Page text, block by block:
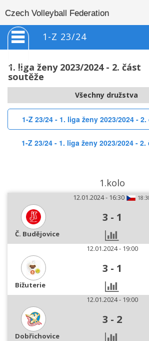
Czech Volleyball Federation
1-Z 23/24
1. liga ženy 2023/2024 - 2. část
soutěže
1-Z 23/24 - 1. liga ženy 2023/2024 -
1-Z 23/24 - 1. liga ženy 2023/2024 -
1.kolo
12.01.2024 - 16:30
3 - 1
Č. Budějovice
12.01.2024 - 19:00
3 - 1
Bižuterie
12.01.2024 - 19:00
3 - 2
Dobřichovice